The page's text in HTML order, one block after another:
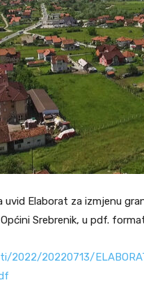
Elaborat za izmjenu
Srebrenik, u pdf.
20220713/